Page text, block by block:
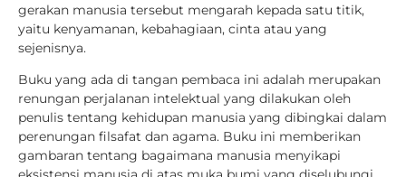
gerakan manusia tersebut mengarah kepada satu titik,
yaitu kenyamanan, kebahagiaan, cinta atau yang
sejenisnya.
Buku yang ada di tangan pembaca ini adalah merupakan
renungan perjalanan intelektual yang dilakukan oleh
penulis tentang kehidupan manusia yang dibingkai dalam
perenungan filsafat dan agama. Buku ini memberikan
gambaran tentang bagaimana manusia menyikapi